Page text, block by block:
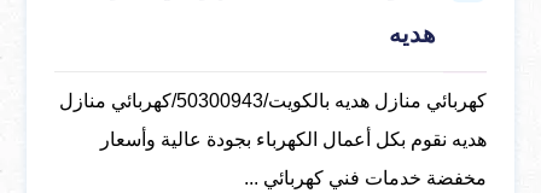
هديه
كهربائي منازل هديه بالكويت/50300943/كهربائي منازل
هديه نقوم بكل أعمال الكهرباء بجودة عالية وأسعار
مخفضة خدمات فني كهربائي ...